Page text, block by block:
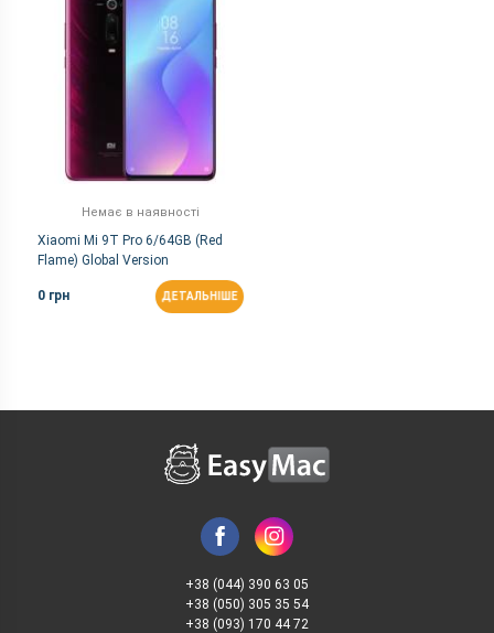
Немає в наявності
Xiaomi Mi 9T Pro 6/64GB (Red
Flame) Global Version
0 грн ДЕТАЛЬНІШЕ
+38 (044) 390 63 05
+38 (050) 305 35 54
+38 (093) 170 44 72